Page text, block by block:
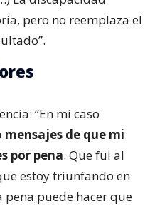
pero no reemplaza el
“En mi caso
mensajes de que mi
por pena. Que fui al
estoy triunfando en
pena puede hacer que